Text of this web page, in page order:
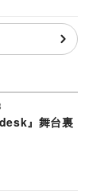
』舞台裏